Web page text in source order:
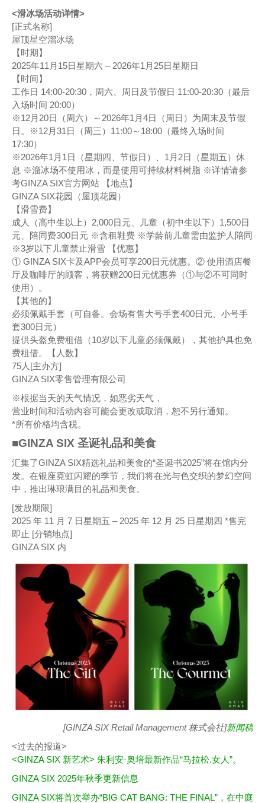
<滑冰场活动详情>
[正式名称]
屋顶星空溜冰场
【时期】
2025年11月15日星期六 – 2026年1月25日星期日
【时间】
工作日 14:00-20:30，周六、周日及节假日 11:00-20:30（最后
入场时间 20:00）
※12月20日（周六）～2026年1月4日（周日）为周末及节假
日。※12月31日（周三）11:00～18:00（最终入场时间
17:30）
※2026年1月1日（星期四、节假日）、1月2日（星期五）休
息 ※溜冰场不使用冰，而是使用可持续材料树脂 ※详情请参
考GINZA SIX官方网站 【地点】
GINZA SIX花园（屋顶花园）
【滑雪费】
成人（高中生以上）2,000日元、儿童（初中生以下）1,500日
元、陪同费300日元 ※含租鞋费 ※学龄前儿童需由监护人陪同
※3岁以下儿童禁止滑雪 【优惠】
① GINZA SIX卡及APP会员可享200日元优惠。② 使用酒店餐
厅及咖啡厅的顾客，将获赠200日元优惠券（①与②不可同时
使用）。
【其他的】
必须佩戴手套（可自备。会场有售大号手套400日元、小号手
套300日元）
提供头盔免费租借（10岁以下儿童必须佩戴），其他护具也免
费租借。【人数】
75人[主办方]
GINZA SIX零售管理有限公司
※根据当天的天气情况，如恶劣天气，
营业时间和活动内容可能会更改或取消，恕不另行通知。
*所有价格均含税。
■GINZA SIX 圣诞礼品和美食
汇集了GINZA SIX精选礼品和美食的“圣诞书2025”将在馆内分
发。在银座霓虹闪耀的季节，我们将在光与色交织的梦幻空间
中，推出琳琅满目的礼品和美食。
[发放期限]
2025 年 11 月 7 日星期五 – 2025 年 12 月 25 日星期四 *售完
即止 [分销地点]
GINZA SIX 内
[GINZA SIX Retail Management 株式会社]新闻稿
<过去的报道>
<GINZA SIX 新艺术> 朱利安·奥培最新作品“马拉松.女人”。
GINZA SIX 2025年秋季更新信息
GINZA SIX将首次举办“BIG CAT BANG: THE FINAL”，在中庭